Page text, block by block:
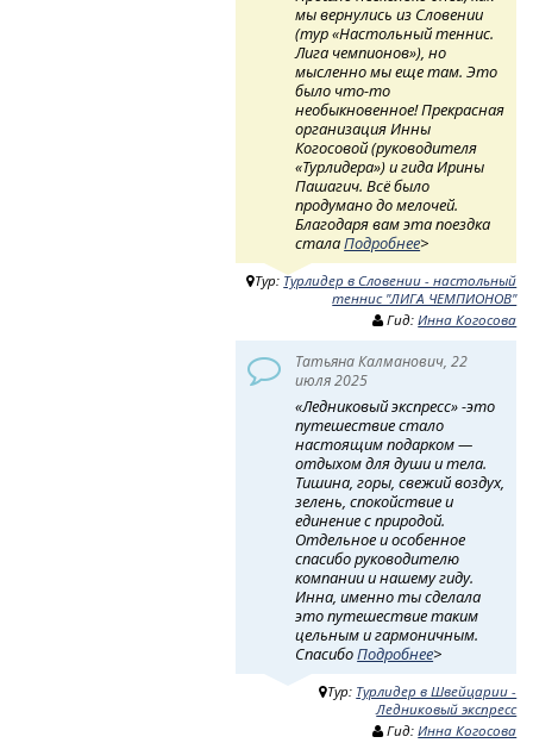
мы вернулись из Словении
(тур «Настольный теннис.
Лига чемпионов»), но
мысленно мы еще там. Это
было что-то
необыкновенное! Прекрасная
организация Инны
Когосовой (руководителя
«Турлидера») и гида Ирины
Пашагич. Всё было
продумано до мелочей.
Благодаря вам эта поездка
сталаПодробнее>
Тур: Турлидер в Словении - настольный
теннис "ЛИГА ЧЕМПИОНОВ"
Гид:Инна Когосова
Татьяна Калманович, 22
июля 2025
«Ледниковый экспресс» -это
путешествие стало
настоящим подарком —
отдыхом для души и тела.
Тишина, горы, свежий воздух,
зелень, спокойствие и
единение с природой.
Отдельное и особенное
спасибо руководителю
компании и нашему гиду.
Инна, именно ты сделала
это путешествие таким
цельным и гармоничным.
СпасибоПодробнее>
Тур: Турлидер в Швейцарии -
Ледниковый экспресс
Гид:Инна Когосова